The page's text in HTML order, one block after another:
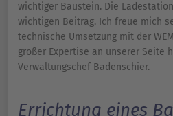
wichtiger Baustein. Die
wichtigen Beitrag. Ich freue mich
technische Umsetzung mit der
großer Expertise an unserer Seite
Verwaltungschef Badenschier.
Errichtung eines